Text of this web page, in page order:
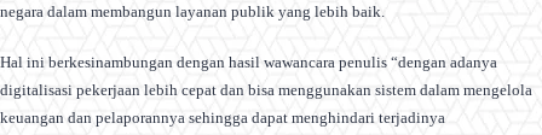
negara dalam membangun layanan publik yang lebih baik.
Hal ini berkesinambungan dengan hasil wawancara penulis “dengan adanya
digitalisasi pekerjaan lebih cepat dan bisa menggunakan sistem dalam mengelola
keuangan dan pelaporannya sehingga dapat menghindari terjadinya